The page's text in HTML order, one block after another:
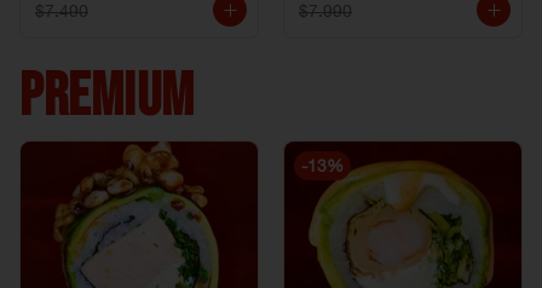
$7.490
$7.990
PREMIUM
-13%